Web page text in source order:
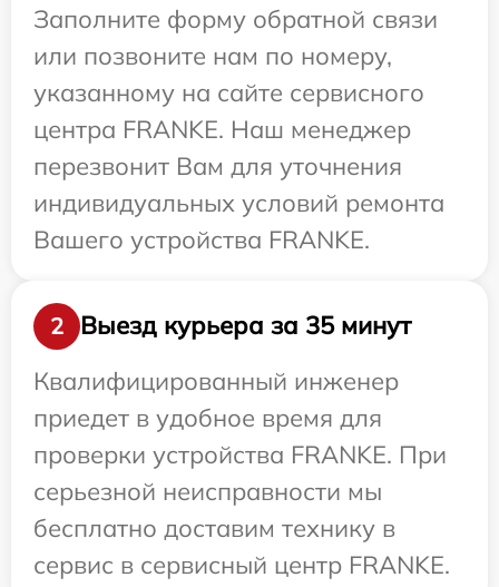
Заполните форму обратной связи
или позвоните нам по номеру,
указанному на сайте сервисного
центра FRANKE. Наш менеджер
перезвонит Вам для уточнения
индивидуальных условий ремонта
Вашего устройства FRANKE.
2
Выезд курьера за 35 минут
Квалифицированный инженер
приедет в удобное время для
проверки устройства FRANKE. При
серьезной неисправности мы
бесплатно доставим технику в
сервис в сервисный центр FRANKE.